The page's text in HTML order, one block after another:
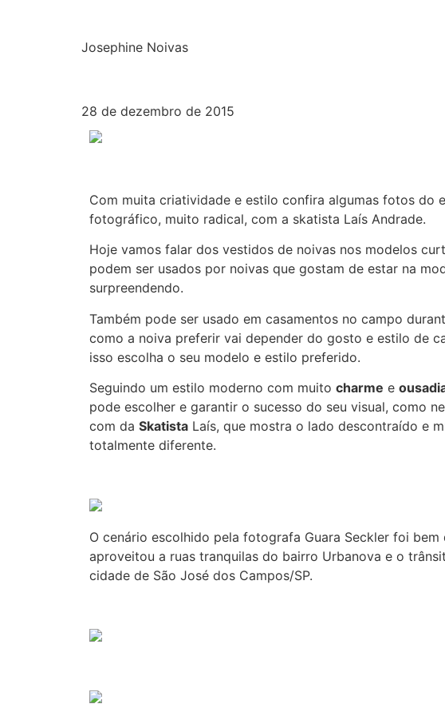
Josephine Noivas
28 de dezembro de 2015
Com muita criatividade e estilo confira algumas fotos do
fotográfico, muito radical, com a skatista Laís Andrade.
Hoje vamos falar dos vestidos de noivas nos modelos
podem ser usados por noivas que gostam de estar na
surpreendendo.
Também pode ser usado em casamentos no campo
como a noiva preferir vai depender do gosto e estilo de
isso escolha o seu modelo e estilo preferido.
Seguindo um estilo moderno com muito charme e
pode escolher e garantir o sucesso do seu visual, como
com da Skatista Laís, que mostra o lado descontraído e
totalmente diferente.
O cenário escolhido pela fotografa Guara Seckler foi bem
aproveitou a ruas tranquilas do bairro Urbanova e o
cidade de São José dos Campos/SP.